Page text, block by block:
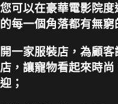
您可以在豪華電影院
的每一個角落都有無窮
開一家服裝店，為顧
店，讓寵物看起來時
迎；